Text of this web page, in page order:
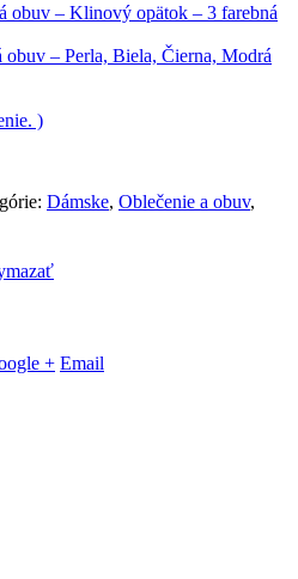
obuv – Klinový opätok – 3 farebná
obuv – Perla, Biela, Čierna, Modrá
)
Dámske, Oblečenie a obuv,
+ Email